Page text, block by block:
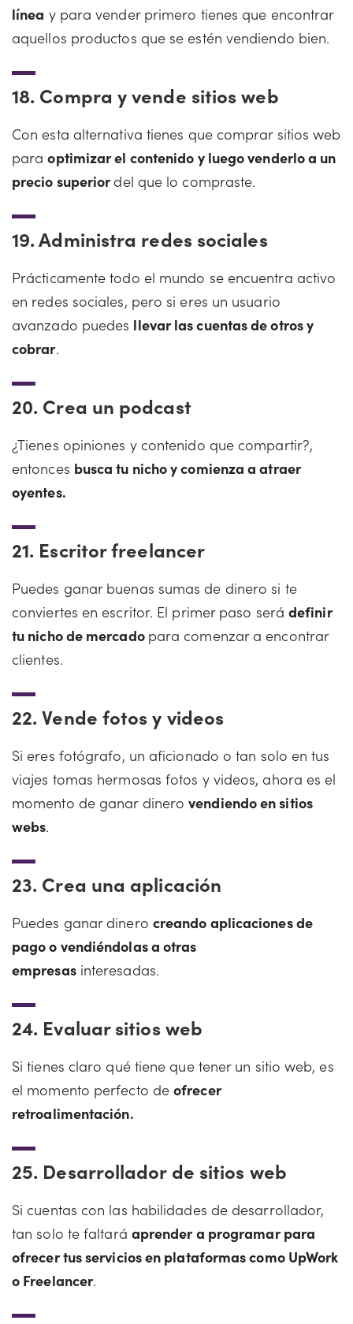
línea y para vender primero tienes que encontrar
aquellos productos que se estén vendiendo bien.
18. Compra y vende sitios web
Con esta alternativa tienes que comprar sitios web
paraoptimizar el contenido y luego venderlo a un
precio superiordel que lo compraste.
19.Administra redes sociales
Prácticamente todo el mundo se encuentra activo
en redes sociales, pero si eres un usuario
avanzado puedes llevar las cuentas de otros y
cobrar.
20. Crea un podcast
¿Tienes opiniones y contenido que compartir?,
entonces busca tu nicho y comienza a atraer
oyentes.
21. Escritor freelancer
Puedes ganar buenas sumas de dinero si te
conviertes en escritor. El primer paso será definir
tu nicho de mercado para comenzar a encontrar
clientes.
22.Vende fotos y videos
Si eres fotógrafo, un aficionado o tan solo en tus
viajes tomas hermosas fotos y videos, ahora es el
momento de ganar dinerovendiendo en sitios
webs.
23. Crea una aplicación
Puedes ganar dinero creando aplicaciones de
pago o vendiéndolas a otras
empresasinteresadas.
24. Evaluar sitios web
Si tienes claro qué tiene que tener un sitio web, es
el momento perfecto deofrecer
retroalimentación.
25. Desarrollador de sitios web
Si cuentas con las habilidades de desarrollador,
tan solo te faltará aprender a programar para
ofrecer tus servicios en plataformas como UpWork
o Freelancer.